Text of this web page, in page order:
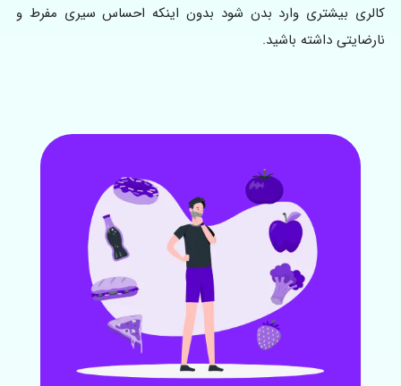
کالری بیشتری وارد بدن شود بدون اینکه احساس سیری مفرط و
نارضایتی داشته باشید.